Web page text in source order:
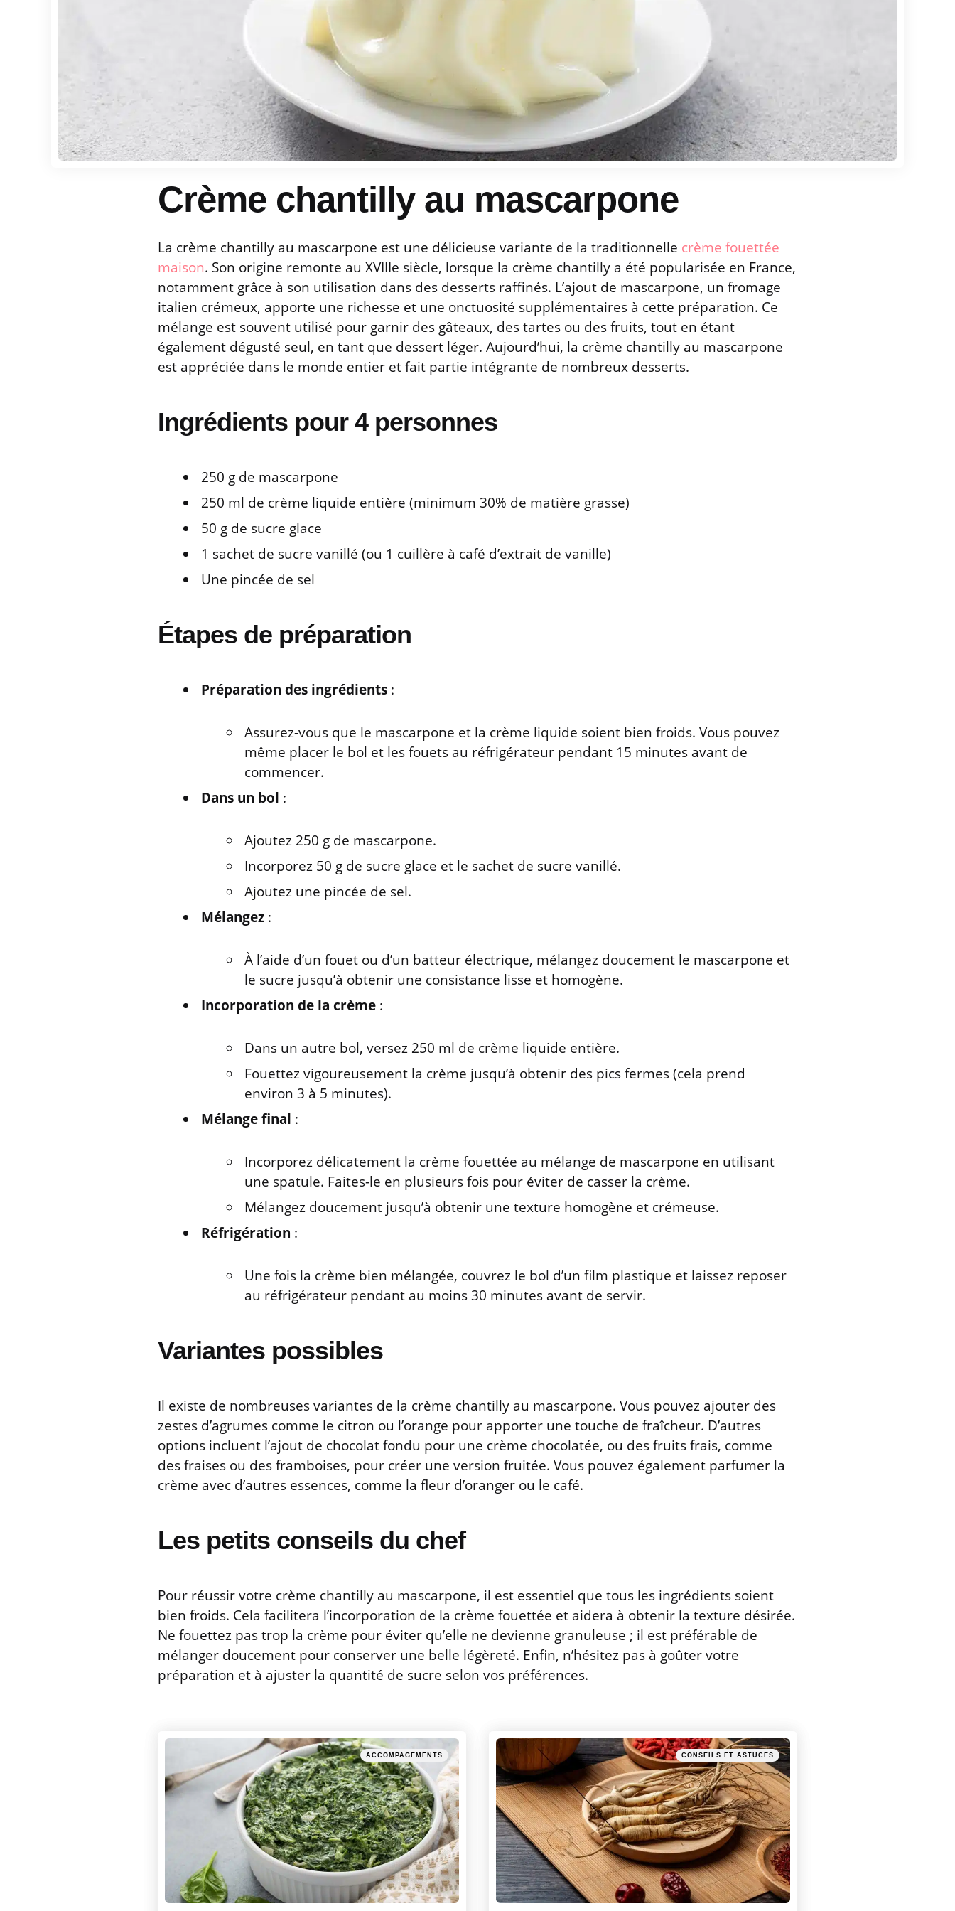
Crème chantilly au mascarpone
La crème chantilly au mascarpone est une délicieuse variante de la traditionnelle crème fouettée
maison. Son origine remonte au XVIIIe siècle, lorsque la crème chantilly a été popularisée en France,
notamment grâce à son utilisation dans des desserts raffinés. L’ajout de mascarpone, un fromage
italien crémeux, apporte une richesse et une onctuosité supplémentaires à cette préparation. Ce
mélange est souvent utilisé pour garnir des gâteaux, des tartes ou des fruits, tout en étant
également dégusté seul, en tant que dessert léger. Aujourd’hui, la crème chantilly au mascarpone
est appréciée dans le monde entier et fait partie intégrante de nombreux desserts.
Ingrédients pour 4 personnes
250 g de mascarpone
250 ml de crème liquide entière (minimum 30% de matière grasse)
50 g de sucre glace
1 sachet de sucre vanillé (ou 1 cuillère à café d’extrait de vanille)
Une pincée de sel
Étapes de préparation
Préparation des ingrédients :
Assurez-vous que le mascarpone et la crème liquide soient bien froids. Vous pouvez
même placer le bol et les fouets au réfrigérateur pendant 15 minutes avant de
commencer.
Dans un bol :
Ajoutez 250 g de mascarpone.
Incorporez 50 g de sucre glace et le sachet de sucre vanillé.
Ajoutez une pincée de sel.
Mélangez :
À l’aide d’un fouet ou d’un batteur électrique, mélangez doucement le mascarpone et
le sucre jusqu’à obtenir une consistance lisse et homogène.
Incorporation de la crème :
Dans un autre bol, versez 250 ml de crème liquide entière.
Fouettez vigoureusement la crème jusqu’à obtenir des pics fermes (cela prend
environ 3 à 5 minutes).
Mélange final :
Incorporez délicatement la crème fouettée au mélange de mascarpone en utilisant
une spatule. Faites-le en plusieurs fois pour éviter de casser la crème.
Mélangez doucement jusqu’à obtenir une texture homogène et crémeuse.
Réfrigération :
Une fois la crème bien mélangée, couvrez le bol d’un film plastique et laissez reposer
au réfrigérateur pendant au moins 30 minutes avant de servir.
Variantes possibles
Il existe de nombreuses variantes de la crème chantilly au mascarpone. Vous pouvez ajouter des
zestes d’agrumes comme le citron ou l’orange pour apporter une touche de fraîcheur. D’autres
options incluent l’ajout de chocolat fondu pour une crème chocolatée, ou des fruits frais, comme
des fraises ou des framboises, pour créer une version fruitée. Vous pouvez également parfumer la
crème avec d’autres essences, comme la fleur d’oranger ou le café.
Les petits conseils du chef
Pour réussir votre crème chantilly au mascarpone, il est essentiel que tous les ingrédients soient
bien froids. Cela facilitera l’incorporation de la crème fouettée et aidera à obtenir la texture désirée.
Ne fouettez pas trop la crème pour éviter qu’elle ne devienne granuleuse ; il est préférable de
mélanger doucement pour conserver une belle légèreté. Enfin, n’hésitez pas à goûter votre
préparation et à ajuster la quantité de sucre selon vos préférences.
Post
navigation
Posted
in
ACCOMPAGEMENTS
Posted
in
CONSEILS ET ASTUCES